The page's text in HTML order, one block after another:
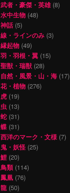
武者・豪傑・英雄(8)
水中生物 (48)
神話 (5)
線・ラインのみ (3)
縁起物 (49)
羽・羽根・翼 (15)
聖獣・瑞獣 (28)
自然・風景・山・海 (17)
花・植物 (276)
虎 (19)
虫 (13)
蛇 (31)
蝶 (31)
西洋のマーク・文様 (7)
鬼・妖怪 (25)
鯉 (20)
鳥類(114)
鳳凰 (76)
龍 (50)